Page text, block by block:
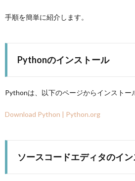
手順を簡単に紹介します。
Pythonのインストール
Pythonは、以下のページからインストー
Download Python | Python.org
ソースコードエディタのイ